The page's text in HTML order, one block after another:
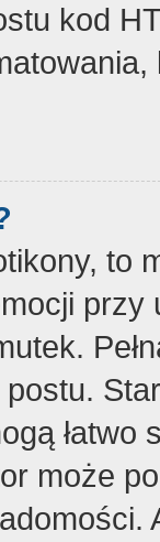
kod
to
postu.
może